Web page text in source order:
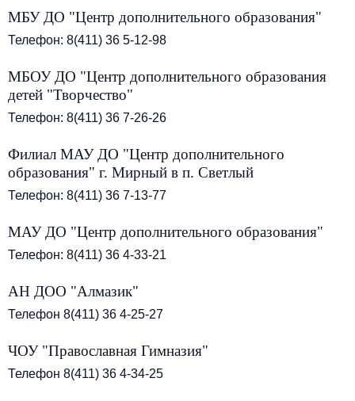
МБУ ДО "Центр дополнительного образования"
Телефон: 8(411) 36 5-12-98
МБОУ ДО "Центр дополнительного образования
детей "Творчество"
Телефон: 8(411) 36 7-26-26
Филиал МАУ ДО "Центр дополнительного
образования" г. Мирный в п. Светлый
Телефон: 8(411) 36 7-13-77
МАУ ДО "Центр дополнительного образования"
Телефон: 8(411) 36 4-33-21
АН ДОО "Алмазик"
Телефон 8(411) 36 4-25-27
ЧОУ "Православная Гимназия"
Телефон 8(411) 36 4-34-25